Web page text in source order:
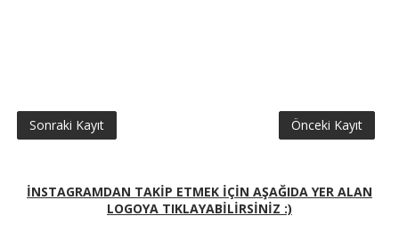
Sonraki Kayıt Önceki Kayıt
İNSTAGRAMDAN TAKİP ETMEK İÇİN AŞAĞIDA YER ALAN
LOGOYA TIKLAYABİLİRSİNİZ :)